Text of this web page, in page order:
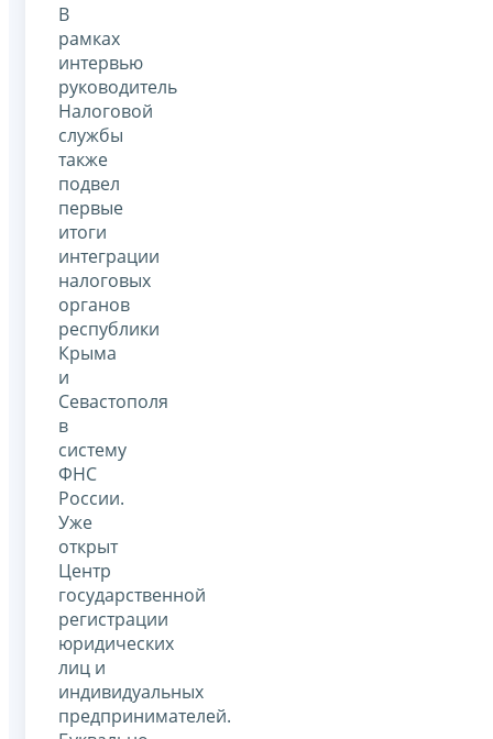
В
рамках
интервью
руководитель
Налоговой
службы
также
подвел
первые
итоги
интеграции
налоговых
органов
республики
Крыма
и
Севастополя
в
систему
ФНС
России.
Уже
открыт
Центр
государственной
регистрации
юридических
лиц и
индивидуальных
предпринимателей.